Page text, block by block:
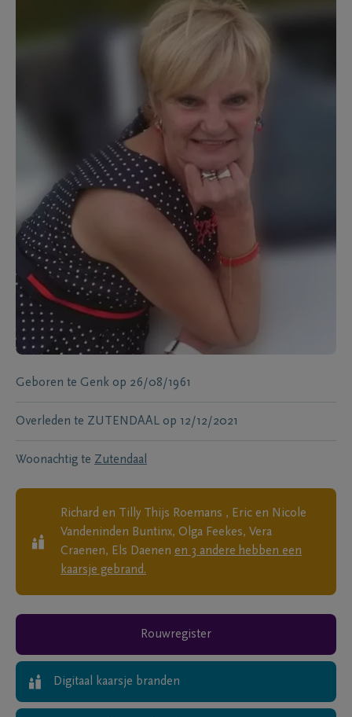
Geboren te Genk op 26/08/1961
Overleden te ZUTENDAAL op 12/12/2021
Woonachtig te Zutendaal
Richard en Tilly Thijs Roemans , Eric en Nicole
Vandeninden Buntinx, Olga Feekes, Vera
Craenen, Els Daenen en 3 andere hebben een
kaarsje gebrand.
Rouwregister
Digitaal kaarsje branden